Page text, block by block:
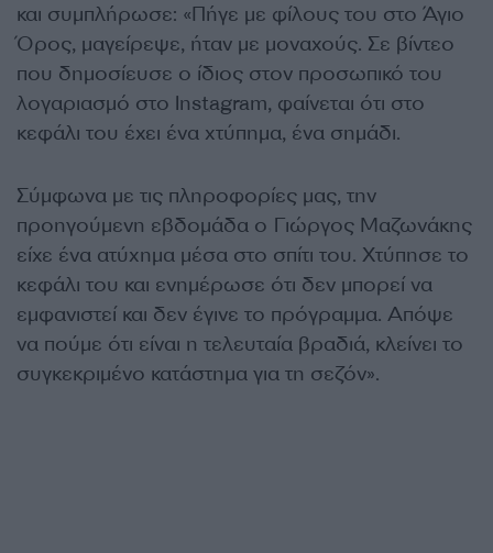
και συμπλήρωσε: «Πήγε με φίλους του στο Άγιο
Όρος, μαγείρεψε, ήταν με μοναχούς. Σε βίντεο
που δημοσίευσε ο ίδιος στον προσωπικό του
λογαριασμό στο Instagram, φαίνεται ότι στο
κεφάλι του έχει ένα χτύπημα, ένα σημάδι.
Σύμφωνα με τις πληροφορίες μας, την
προηγούμενη εβδομάδα ο Γιώργος Μαζωνάκης
είχε ένα ατύχημα μέσα στο σπίτι του. Χτύπησε το
κεφάλι του και ενημέρωσε ότι δεν μπορεί να
εμφανιστεί και δεν έγινε το πρόγραμμα. Απόψε
να πούμε ότι είναι η τελευταία βραδιά, κλείνει το
συγκεκριμένο κατάστημα για τη σεζόν».